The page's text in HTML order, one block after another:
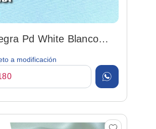
Pd White Blanco
a modificación